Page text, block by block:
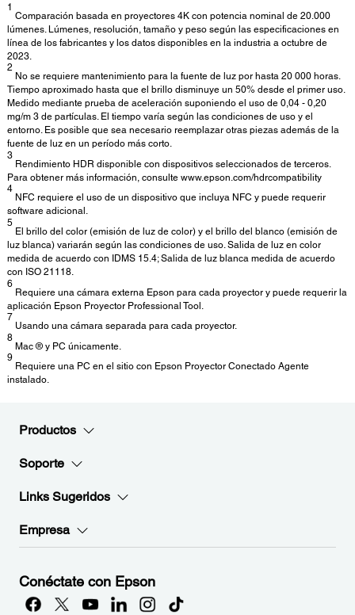
1
Comparación basada en proyectores 4K con potencia nominal de 20.000
lúmenes. Lúmenes, resolución, tamaño y peso según las especificaciones en
línea de los fabricantes y los datos disponibles en la industria a octubre de
2023.
2
No se requiere mantenimiento para la fuente de luz por hasta 20 000 horas.
Tiempo aproximado hasta que el brillo disminuye un 50% desde el primer uso.
Medido mediante prueba de aceleración suponiendo el uso de 0,04 - 0,20
mg/m 3 de partículas. El tiempo varía según las condiciones de uso y el
entorno. Es posible que sea necesario reemplazar otras piezas además de la
fuente de luz en un período más corto.
3
Rendimiento HDR disponible con dispositivos seleccionados de terceros.
Para obtener más información, consulte www.epson.com/hdrcompatibility
4
NFC requiere el uso de un dispositivo que incluya NFC y puede requerir
software adicional.
5
El brillo del color (emisión de luz de color) y el brillo del blanco (emisión de
luz blanca) variarán según las condiciones de uso. Salida de luz en color
medida de acuerdo con IDMS 15.4; Salida de luz blanca medida de acuerdo
con ISO 21118.
6
Requiere una cámara externa Epson para cada proyector y puede requerir la
aplicación Epson Proyector Professional Tool.
7
Usando una cámara separada para cada proyector.
8
Mac ® y PC únicamente.
9
Requiere una PC en el sitio con Epson Proyector Conectado Agente
instalado.
Productos
Soporte
Links Sugeridos
Empresa
Conéctate con Epson